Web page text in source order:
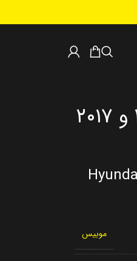
اویل پمپ هیوندای توسان مدل ۲۰۱۶ و ۲۰۱۷
موبیس